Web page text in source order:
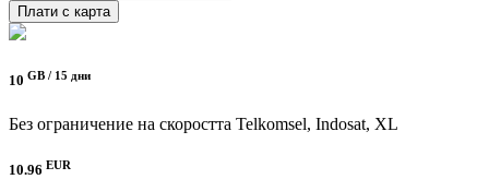
Плати с карта
10 GB / 15 дни
Без ограничение на скоростта Telkomsel, Indosat, XL
10.96 EUR